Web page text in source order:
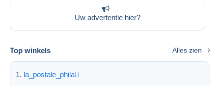
Uw advertentie hier?
Top winkels Alles zien
la_postale_phila